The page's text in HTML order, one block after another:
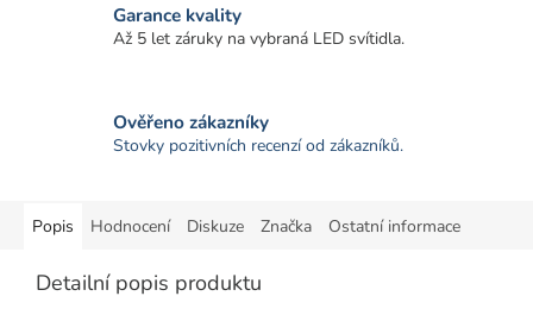
Garance kvality
Až 5 let záruky na vybraná LED svítidla.
Ověřeno zákazníky
Stovky pozitivních recenzí od zákazníků.
Popis Hodnocení Diskuze Značka Ostatní informace
Detailní popis produktu